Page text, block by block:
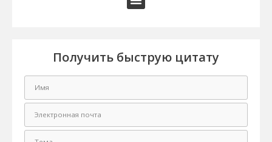
Получить быструю цитату